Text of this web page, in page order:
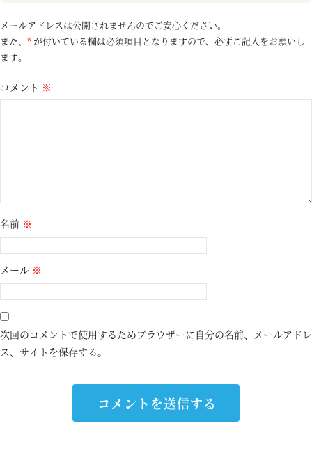
メールアドレスは公開されませんのでご安心ください。
また、 * が付いている欄は必須項目となりますので、必ずご記入をお願いし
ます。
コメント ※
名前 ※
メール ※
次回のコメントで使用するためブラウザーに自分の名前、メールアドレ
ス、サイトを保存する。